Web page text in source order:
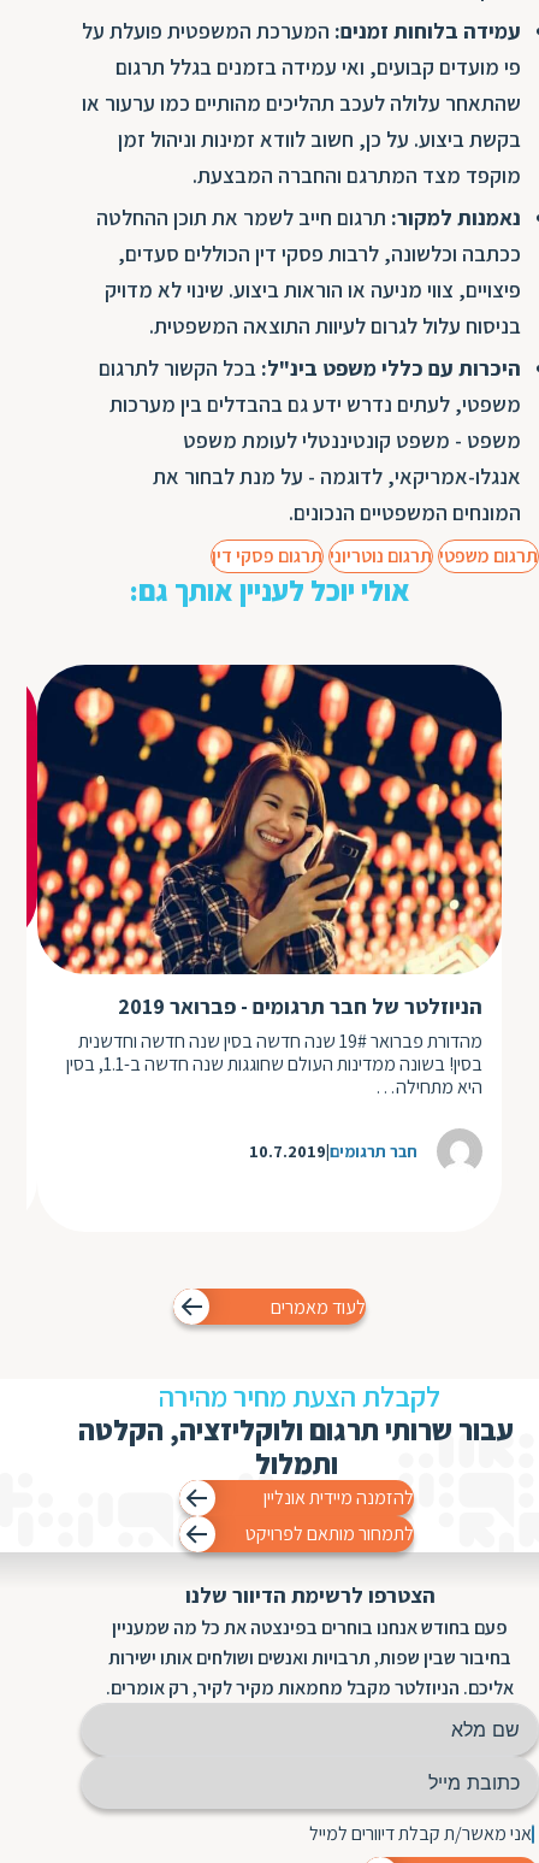
עמידה בלוחות זמנים: המערכת המשפטית פועלת על
פי מועדים קבועים, ואי עמידה בזמנים בגלל תרגום
שהתאחר עלולה לעכב תהליכים מהותיים כמו ערעור או
בקשת ביצוע. על כן, חשוב לוודא זמינות וניהול זמן
מוקפד מצד המתרגם והחברה המבצעת.
נאמנות למקור: תרגום חייב לשמר את תוכן ההחלטה
ככתבה וכלשונה, לרבות פסקי דין הכוללים סעדים,
פיצויים, צווי מניעה או הוראות ביצוע. שינוי לא מדויק
בניסוח עלול לגרום לעיוות התוצאה המשפטית.
היכרות עם כללי משפט בינ"ל: בכל הקשור לתרגום
משפטי, לעתים נדרש ידע גם בהבדלים בין מערכות
משפט - משפט קונטיננטלי לעומת משפט
אנגלו-אמריקאי, לדוגמה - על מנת לבחור את
המונחים המשפטיים הנכונים.
תרגום משפטי תרגום נוטריוני תרגום פסקי דין
אולי יוכל לעניין אותך גם:
הניוזלטר של חבר תרגומים - פברואר 2019
מהדורת פברואר 19# שנה חדשה בסין שנה חדשה וחדשנית
בסין! בשונה ממדינות העולם שחוגגות שנה חדשה ב-1.1, בסין
היא מתחילה…
חבר תרגומים 10.7.2019
לעוד מאמרים
לקבלת הצעת מחיר מהירה
עבור שרותי תרגום ולוקליזציה, הקלטה
ותמלול
להזמנה מיידית אונליין
לתמחור מותאם לפרויקט
הצטרפו לרשימת הדיוור שלנו
פעם בחודש אנחנו בוחרים בפינצטה את כל מה שמעניין
בחיבור שבין שפות, תרבויות ואנשים ושולחים אותו ישירות
אליכם. הניוזלטר מקבל מחמאות מקיר לקיר, רק אומרים.
אני מאשר/ת קבלת דיוורים למייל